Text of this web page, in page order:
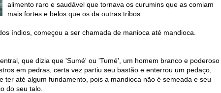
alimento raro e saudável que tornava os curumins que as comiam
mais fortes e belos que os da outras tribos.
índios, começou a ser chamada de manioca até mandioca.
que dizia que 'Sumé' ou 'Tumé', um homem branco e poderoso
em pedras, certa vez partiu seu bastão e enterrou um pedaço,
ter até algum fundamento, pois a mandioca não é semeada e seu
do seu talo.